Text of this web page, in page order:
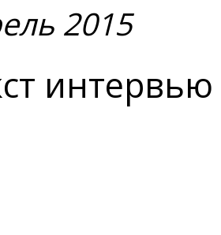
2015